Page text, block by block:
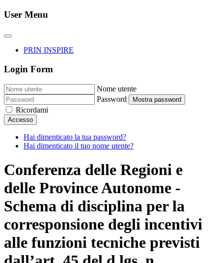
User Menu
PRIN INSPIRE
Login Form
Nome utente
Password
Mostra password
Ricordami
Accesso
Hai dimenticato la tua password?
Hai dimenticato il tuo nome utente?
Conferenza delle Regioni e
delle Province Autonome -
Schema di disciplina per la
corresponsione degli incentivi
alle funzioni tecniche previsti